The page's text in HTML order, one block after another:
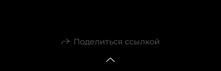
Поделиться ссылкой